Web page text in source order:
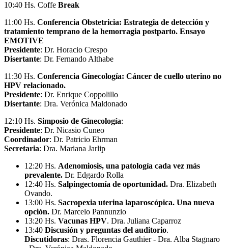
10:40 Hs. Coffe Break
11:00 Hs. Conferencia Obstetricia: Estrategia de detección y
tratamiento temprano de la hemorragia postparto. Ensayo
EMOTIVE
Presidente: Dr. Horacio Crespo
Disertante: Dr. Fernando Althabe
11:30 Hs. Conferencia Ginecología: Cáncer de cuello uterino no
HPV relacionado.
Presidente: Dr. Enrique Coppolillo
Disertante: Dra. Verónica Maldonado
12:10 Hs. Simposio de Ginecología:
Presidente: Dr. Nicasio Cuneo
Coordinador: Dr. Patricio Ehrman
Secretaria: Dra. Mariana Jarlip
12:20 Hs. Adenomiosis, una patología cada vez más
prevalente. Dr. Edgardo Rolla
12:40 Hs. Salpingectomía de oportunidad. Dra. Elizabeth
Ovando.
13:00 Hs. Sacropexia uterina laparoscópica. Una nueva
opción. Dr. Marcelo Pannunzio
13:20 Hs. Vacunas HPV. Dra. Juliana Caparroz
13:40 Discusión y preguntas del auditorio.
Discutidoras: Dras. Florencia Gauthier - Dra. Alba Stagnaro